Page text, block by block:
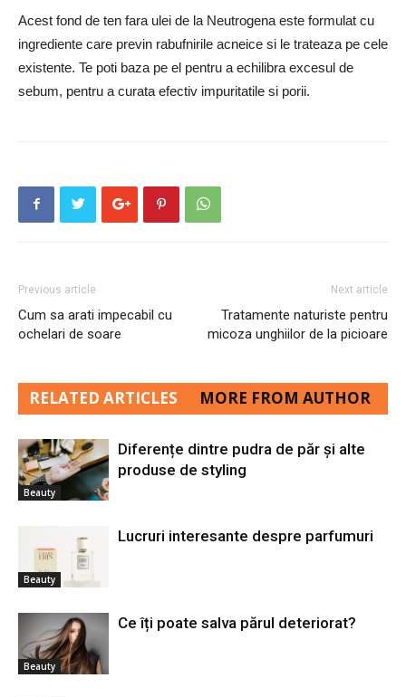
Acest fond de ten fara ulei de la Neutrogena este formulat cu
ingrediente care previn rabufnirile acneice si le trateaza pe cele
existente. Te poti baza pe el pentru a echilibra excesul de
sebum, pentru a curata efectiv impuritatile si porii.
Previous article
Cum sa arati impecabil cu
ochelari de soare
Next article
Tratamente naturiste pentru
micoza unghiilor de la picioare
RELATED ARTICLES MORE FROM AUTHOR
Beauty
Diferențe dintre pudra de păr și alte
produse de styling
Beauty
Lucruri interesante despre parfumuri
Beauty
Ce îți poate salva părul deteriorat?